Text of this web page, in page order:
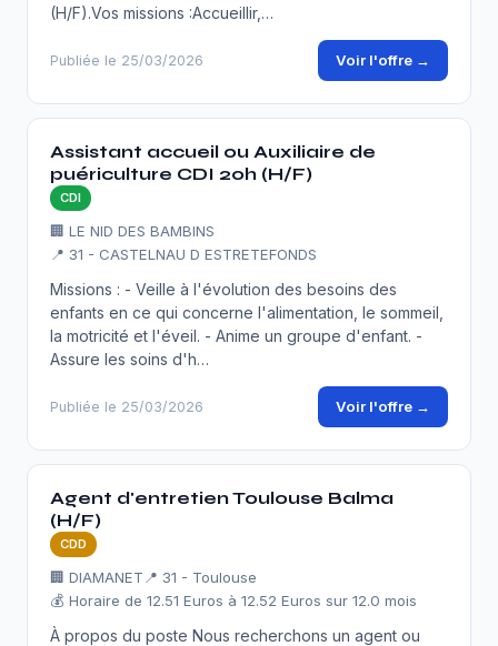
(H/F).Vos missions :Accueillir,…
Publiée le 25/03/2026 Voir l'offre →
Assistant accueil ou Auxiliaire de
puériculture CDI 20h (H/F)
CDI
🏢 LE NID DES BAMBINS
📍 31 - CASTELNAU D ESTRETEFONDS
Missions : - Veille à l'évolution des besoins des
enfants en ce qui concerne l'alimentation, le sommeil,
la motricité et l'éveil. - Anime un groupe d'enfant. -
Assure les soins d'h…
Publiée le 25/03/2026 Voir l'offre →
Agent d'entretien Toulouse Balma
(H/F)
CDD
🏢 DIAMANET 📍 31 - Toulouse
💰 Horaire de 12.51 Euros à 12.52 Euros sur 12.0 mois
À propos du poste Nous recherchons un agent ou